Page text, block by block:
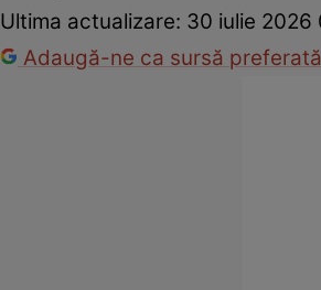
Ultima actualizare: 30 iulie 2026
Adaugă-ne ca sursă